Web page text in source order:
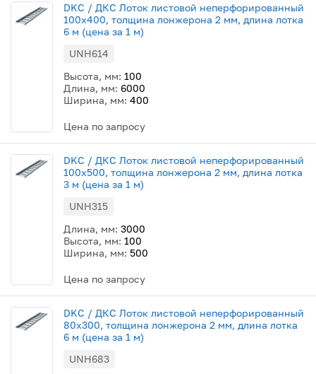
DKC / ДКС Лоток листовой неперфорированный
100х400, толщина лонжерона 2 мм, длина лотка
6 м (цена за 1 м)
UNH614
Высота, мм: 100
Длина, мм: 6000
Ширина, мм: 400
Цена по запросу
DKC / ДКС Лоток листовой неперфорированный
100х500, толщина лонжерона 2 мм, длина лотка
3 м (цена за 1 м)
UNH315
Длина, мм: 3000
Высота, мм: 100
Ширина, мм: 500
Цена по запросу
DKC / ДКС Лоток листовой неперфорированный
80х300, толщина лонжерона 2 мм, длина лотка
6 м (цена за 1 м)
UNH683